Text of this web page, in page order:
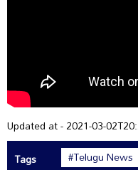
Updated at - 2021-03-
Tags
#Telugu News